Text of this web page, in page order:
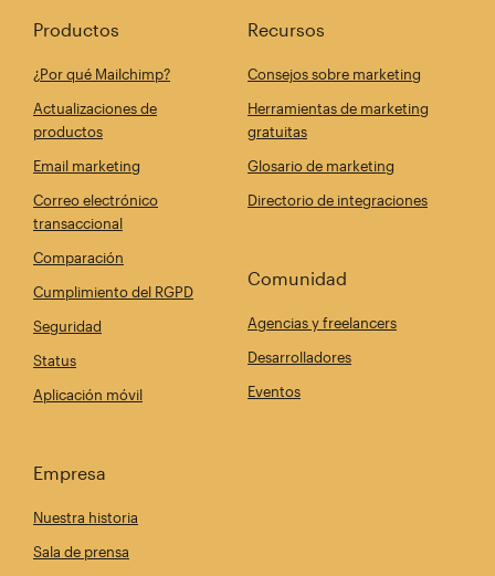
Productos
¿Por qué Mailchimp?
Actualizaciones de
productos
Email marketing
Correo electrónico
transaccional
Comparación
Cumplimiento del RGPD
Seguridad
Status
Aplicación móvil
Recursos
Consejos sobre marketing
Herramientas de marketing
gratuitas
Glosario de marketing
Directorio de integraciones
Comunidad
Agencias y freelancers
Desarrolladores
Eventos
Empresa
Nuestra historia
Sala de prensa